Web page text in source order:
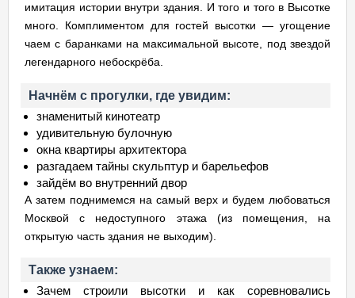
имитация истории внутри здания. И того и того в Высотке
много. Комплиментом для гостей высотки — угощение
чаем с баранками на максимальной высоте, под звездой
легендарного небоскрёба.
Начнём с прогулки, где увидим:
знаменитый кинотеатр
удивительную булочную
окна квартиры архитектора
разгадаем тайны скульптур и барельефов
зайдём во внутренний двор
А затем поднимемся на самый верх и будем любоваться
Москвой с недоступного этажа (из помещения, на
открытую часть здания не выходим).
Также узнаем:
Зачем строили высотки и как соревновались